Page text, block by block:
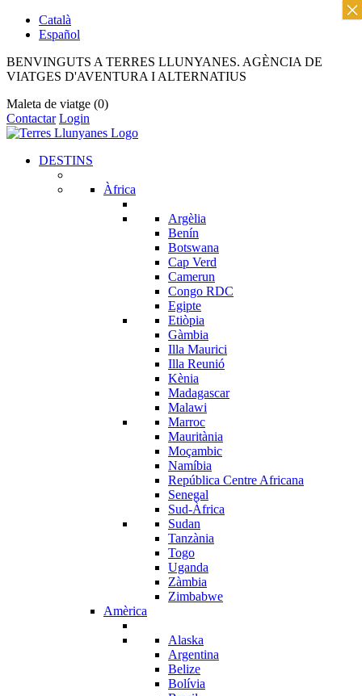
Català
Español
BENVINGUTS A TERRES LLUNYANES. AGÈNCIA DE
VIATGES D'AVENTURA I ALTERNATIUS
Maleta de viatge (0)
Contactar Login
DESTINS
Àfrica
Argèlia
Benín
Botswana
Cap Verd
Camerun
Congo RDC
Egipte
Etiòpia
Gàmbia
Illa Maurici
Illa Reunió
Kènia
Madagascar
Malawi
Marroc
Mauritània
Moçambic
Namíbia
República Centre Africana
Senegal
Sud-Àfrica
Sudan
Tanzània
Togo
Uganda
Zàmbia
Zimbabwe
Amèrica
Alaska
Argentina
Belize
Bolívia
×